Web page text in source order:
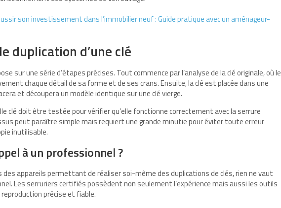
son investissement dans l’immobilier neuf : Guide pratique avec un aménageur-
duplication d’une clé
sur une série d’étapes précises. Tout commence par l’analyse de la clé originale, où le
chaque détail de sa forme et de ses crans. Ensuite, la clé est placée dans une
et découpera un modèle identique sur une clé vierge.
clé doit être testée pour vérifier qu’elle fonctionne correctement avec la serrure
peut paraître simple mais requiert une grande minutie pour éviter toute erreur
inutilisable.
à un professionnel ?
des appareils permettant de réaliser soi-même des duplications de clés, rien ne vaut
Les serruriers certifiés possèdent non seulement l’expérience mais aussi les outils
précise et fiable.